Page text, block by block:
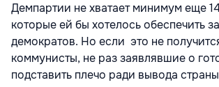
Демпартии не хватает минимум еще
которые ей бы хотелось обеспечить
демократов. Но если это не
коммунисты, не раз заявлявшие о
подставить плечо ради вывода